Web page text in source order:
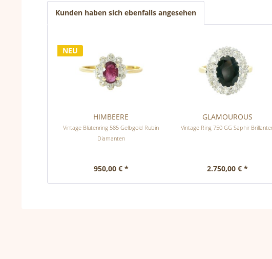
Kunden haben sich ebenfalls angesehen
NEU
HIMBEERE
Vintage Blütenring 585 Gelbgold Rubin
Diamanten
950,00 € *
GLAMOUROUS
Vintage Ring 750 GG Saphir
2.750,00 € *